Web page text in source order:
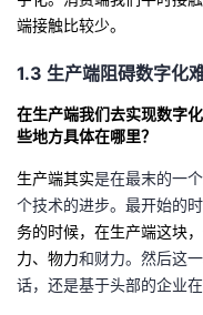
端接触比较少。
1.3 生产端阻碍数字化
在生产端我们去实现数字
些地方具体在哪里？
生产端其实是在最末的一
个技术的进步。最开始的
务的时候，在生产端这块
力、物力和财力。然后这
话，还是基于头部的企业在